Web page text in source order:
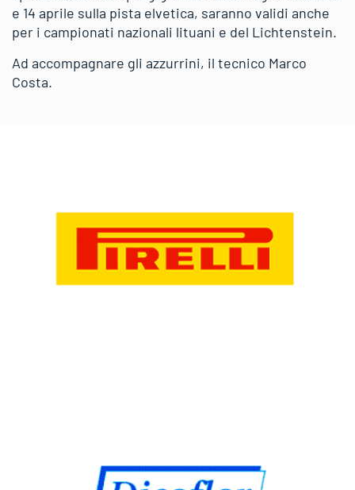
e 14 aprile sulla pista elvetica, saranno validi anche
per i campionati nazionali lituani e del Lichtenstein.
Ad accompagnare gli azzurrini, il tecnico Marco
Costa.